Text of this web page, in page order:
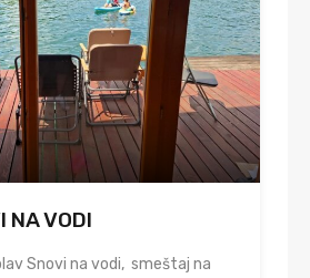
NA VODI
Snovi na vodi, smeštaj na